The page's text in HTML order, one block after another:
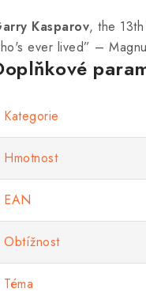
Kasparov, the
ever lived” –
Kategorie
Hmotnost
EAN
Obtížnost
Téma